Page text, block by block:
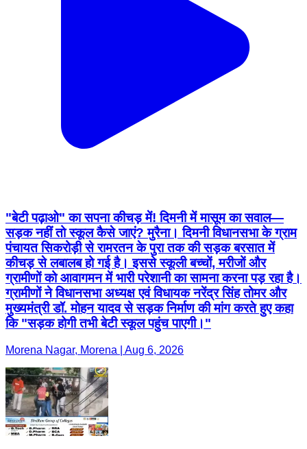
"बेटी पढ़ाओ" का सपना कीचड़ में! दिमनी में मासूम का सवाल—
सड़क नहीं तो स्कूल कैसे जाएं? मुरैना। दिमनी विधानसभा के ग्राम
पंचायत सिकरोड़ी से रामरतन के पुरा तक की सड़क बरसात में
कीचड़ से लबालब हो गई है। इससे स्कूली बच्चों, मरीजों और
ग्रामीणों को आवागमन में भारी परेशानी का सामना करना पड़ रहा है।
ग्रामीणों ने विधानसभा अध्यक्ष एवं विधायक नरेंद्र सिंह तोमर और
मुख्यमंत्री डॉ. मोहन यादव से सड़क निर्माण की मांग करते हुए कहा
कि "सड़क होगी तभी बेटी स्कूल पहुंच पाएगी।"
Morena Nagar, Morena | Aug 6, 2026